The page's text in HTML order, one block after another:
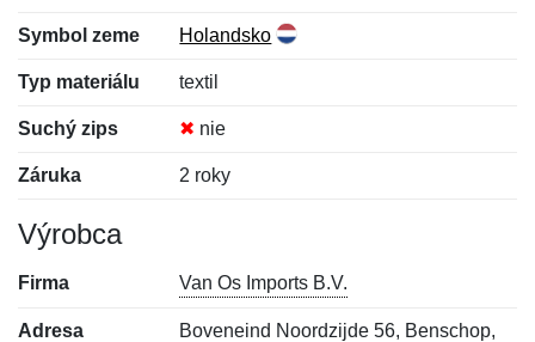
Symbol zeme Holandsko
Typ materiálu textil
Suchý zips ✖ nie
Záruka 2 roky
Výrobca
Firma Van Os Imports B.V.
Adresa
Boveneind Noordzijde 56, Benschop,